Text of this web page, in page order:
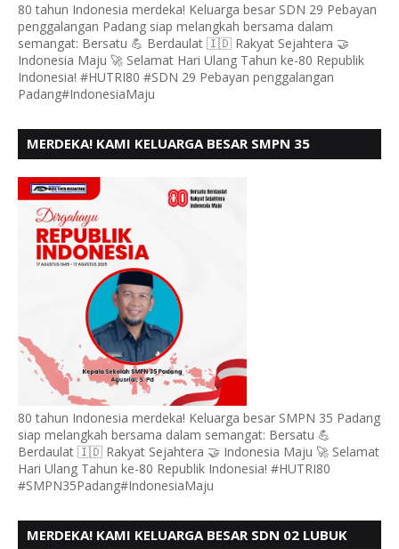
80 tahun Indonesia merdeka! Keluarga besar SDN 29 Pebayan
penggalangan Padang siap melangkah bersama dalam
semangat: Bersatu 💪 Berdaulat 🇮🇩 Rakyat Sejahtera 🤝
Indonesia Maju 🚀 Selamat Hari Ulang Tahun ke-80 Republik
Indonesia! #HUTRI80 #SDN 29 Pebayan penggalangan
Padang#IndonesiaMaju
MERDEKA! KAMI KELUARGA BESAR SMPN 35
80 tahun Indonesia merdeka! Keluarga besar SMPN 35 Padang
siap melangkah bersama dalam semangat: Bersatu 💪
Berdaulat 🇮🇩 Rakyat Sejahtera 🤝 Indonesia Maju 🚀 Selamat
Hari Ulang Tahun ke-80 Republik Indonesia! #HUTRI80
#SMPN35Padang#IndonesiaMaju
MERDEKA! KAMI KELUARGA BESAR SDN 02 LUBUK